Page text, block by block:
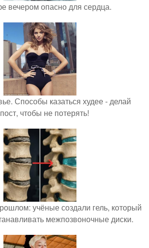
вечером опасно для сердца.
Способы казаться худее - делай
чтобы не потерять!
учёные создали гель, который
межпозвоночные диски.